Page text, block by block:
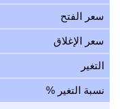
سعر الفتح
سعر الإغلاق
التغير
نسبة التغير %